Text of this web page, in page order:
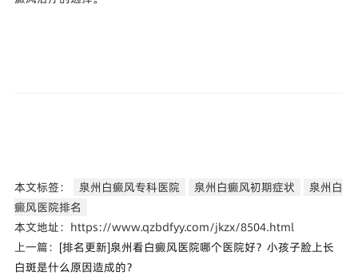
本文标签： 泉州白癜风专科医院 泉州白癜风初期症状
泉州白
癜风医院排名
本文地址：https://www.qzbdfyy.com/jkzx/8504.html
上一篇： [排名更新]泉州看白癜风医院哪个医院好？小孩子脸上长
白斑是什么原因造成的？